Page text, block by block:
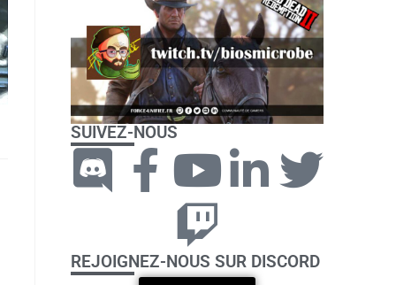
SUIVEZ-NOUS
REJOIGNEZ-NOUS SUR DISCORD